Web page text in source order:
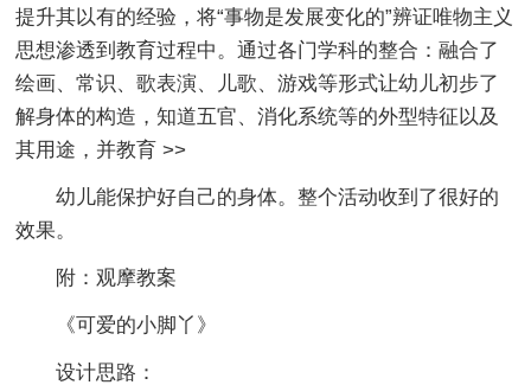
提升其以有的经验，将“事物是发展变化的”辨证唯物主义
思想渗透到教育过程中。通过各门学科的整合：融合了
绘画、常识、歌表演、儿歌、游戏等形式让幼儿初步了
解身体的构造，知道五官、消化系统等的外型特征以及
其用途，并教育>>
幼儿能保护好自己的身体。整个活动收到了很好的
效果。
附：观摩教案
《可爱的小脚丫》
设计思路：